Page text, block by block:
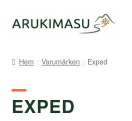
Hoppa
till
Hoppa
till
Om Arukimasu
Hem Varumärken Exped
EXPED